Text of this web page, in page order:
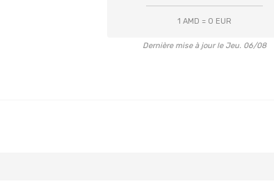
1 AMD = 0 EUR
Dernière mise à jour le Jeu. 06/08